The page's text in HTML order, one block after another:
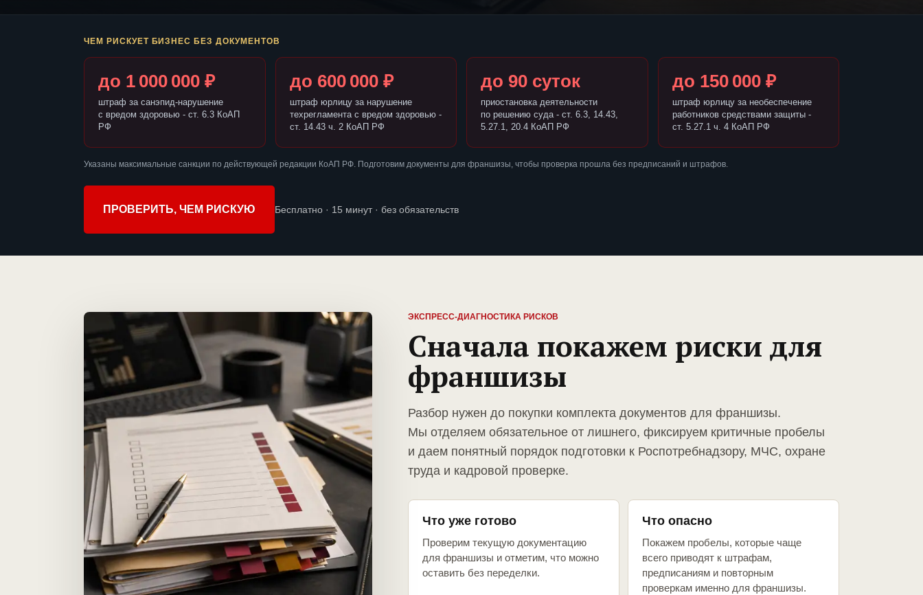
ЧЕМ РИСКУЕТ БИЗНЕС БЕЗ ДОКУМЕНТОВ
до 1 000 000 ₽
штраф за санэпид-нарушение
с вредом здоровью - ст. 6.3 КоАП
РФ
до 600 000 ₽
штраф юрлицу за нарушение
техрегламента с вредом здоровью -
ст. 14.43 ч. 2 КоАП РФ
до 90 суток
приостановка деятельности
по решению суда - ст. 6.3, 14.43,
5.27.1, 20.4 КоАП РФ
до 150 000 ₽
штраф юрлицу за необеспечение
работников средствами защиты -
ст. 5.27.1 ч. 4 КоАП РФ
Указаны максимальные санкции по действующей редакции КоАП РФ. Подготовим документы для франшизы, чтобы проверка прошла без предписаний и штрафов.
ПРОВЕРИТЬ, ЧЕМ РИСКУЮ Бесплатно · 15 минут · без обязательств
ЭКСПРЕСС-ДИАГНОСТИКА РИСКОВ
Сначала покажем риски для
франшизы
Разбор нужен до покупки комплекта документов для франшизы.
Мы отделяем обязательное от лишнего, фиксируем критичные пробелы
и даем понятный порядок подготовки к Роспотребнадзору, МЧС, охране
труда и кадровой проверке.
Что уже готово
Проверим текущую документацию
для франшизы и отметим, что можно
оставить без переделки.
Что опасно
Покажем пробелы, которые чаще
всего приводят к штрафам,
предписаниям и повторным
проверкам именно для франшизы.